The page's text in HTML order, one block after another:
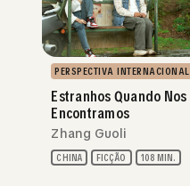
PERSPECTIVA INTERNACIONAL
Estranhos Quando Nos
Encontramos
Zhang Guoli
CHINA FICÇÃO 108 MIN.